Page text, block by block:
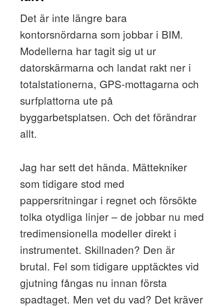
Det är inte längre bara
kontorsnördarna som jobbar i BIM.
Modellerna har tagit sig ut ur
datorskärmarna och landat rakt ner i
totalstationerna, GPS-mottagarna och
surfplattorna ute på
byggarbetsplatsen. Och det förändrar
allt.
Jag har sett det hända. Mättekniker
som tidigare stod med
pappersritningar i regnet och försökte
tolka otydliga linjer – de jobbar nu med
tredimensionella modeller direkt i
instrumentet. Skillnaden? Den är
brutal. Fel som tidigare upptäcktes vid
gjutning fångas nu innan första
spadtaget. Men vet du vad? Det kräver